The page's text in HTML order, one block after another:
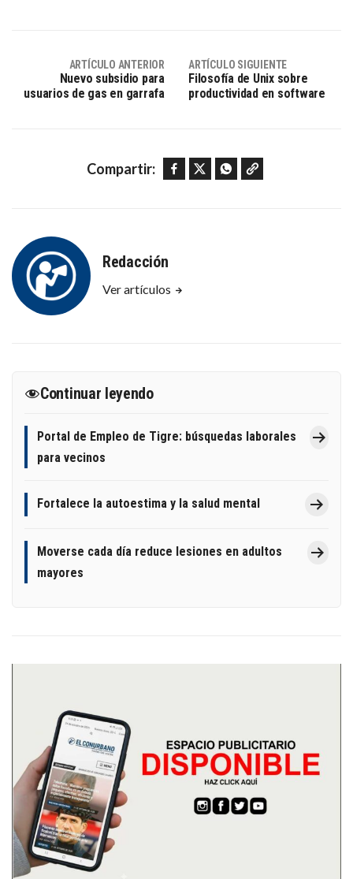
ARTÍCULO ANTERIOR
Nuevo subsidio para
usuarios de gas en garrafa
ARTÍCULO SIGUIENTE
Filosofía de Unix sobre
productividad en software
Compartir: Facebook Twitter WhatsApp Copy link
Redacción
Ver artículos
Continuar leyendo
Portal de Empleo de Tigre: búsquedas laborales
para vecinos
Fortalece la autoestima y la salud mental
Moverse cada día reduce lesiones en adultos
mayores